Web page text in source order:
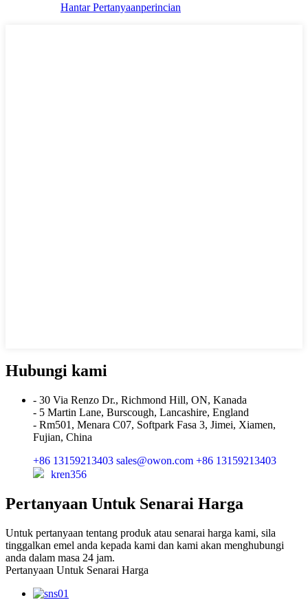
Hantar Pertanyaanperincian
Hubungi kami
- 30 Via Renzo Dr., Richmond Hill, ON, Kanada
- 5 Martin Lane, Burscough, Lancashire, England
- Rm501, Menara C07, Softpark Fasa 3, Jimei, Xiamen,
Fujian, China
+86 13159213403 sales@owon.com +86 13159213403
kren356
Pertanyaan Untuk Senarai Harga
Untuk pertanyaan tentang produk atau senarai harga kami, sila
tinggalkan emel anda kepada kami dan kami akan menghubungi
anda dalam masa 24 jam.
Pertanyaan Untuk Senarai Harga